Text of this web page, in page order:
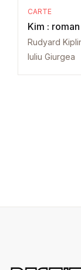
CARTE
Kim : roman
Rudyard
Iuliu Giurgea